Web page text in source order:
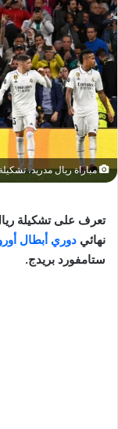
مباراة ريال مدريد،
تعرف على تشكيلة
نهائي دوري أبطال
ستامفورد بريدج.